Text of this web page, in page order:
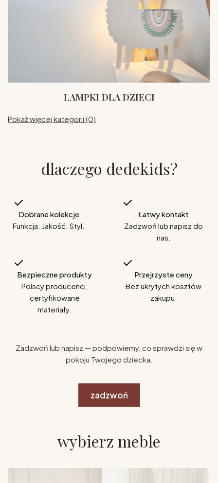
LAMPKI DLA DZIECI
Pokaż więcej kategorii (0)
dlaczego dedekids?
Dobrane kolekcje
Funkcja. Jakość. Styl.
Łatwy kontakt
Zadzwoń lub napisz do
nas.
Bezpieczne produkty
Polscy producenci,
certyfikowane
materiały.
Przejrzyste ceny
Bez ukrytych kosztów
zakupu.
Zadzwoń lub napisz — podpowiemy, co sprawdzi się w
pokoju Twojego dziecka.
zadzwoń
wybierz meble